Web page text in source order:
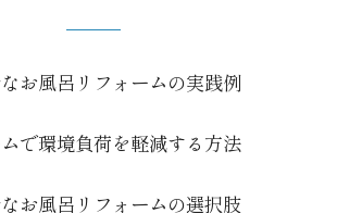
お風呂リフォームの実践例
で環境負荷を軽減する方法
お風呂リフォームの選択肢